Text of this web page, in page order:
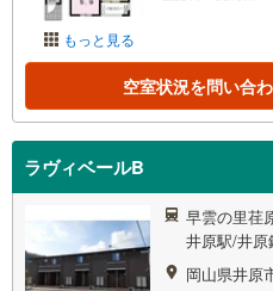
もっと見る
空室状況を問い合
ラヴィベールB
早雲の里荏
井原駅/井原
岡山県井原